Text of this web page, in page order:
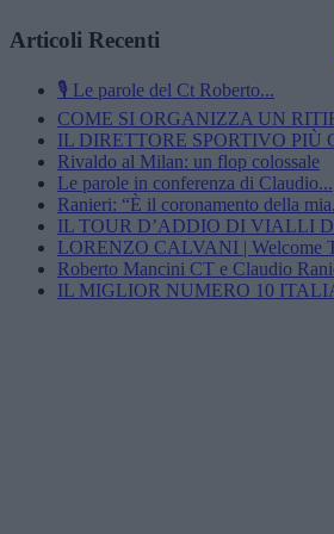
Articoli Recenti
🎙️ Le parole del Ct Roberto...
COME SI ORGANIZZA UN
IL DIRETTORE SPORTIVO PIÙ
Rivaldo al Milan: un flop colossale
Le parole in conferenza di Claudio...
Ranieri: “È il coronamento della
IL TOUR D’ADDIO DI VIALLI
LORENZO CALVANI | Welcome
Roberto Mancini CT e Claudio
IL MIGLIOR NUMERO 10